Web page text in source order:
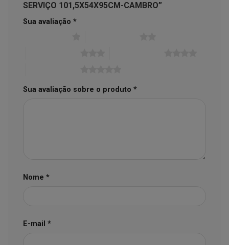
SERVIÇO 101,5X54X95CM-CAMBRO”
Sua avaliação *
Sua avaliação sobre o produto *
Nome *
E-mail *